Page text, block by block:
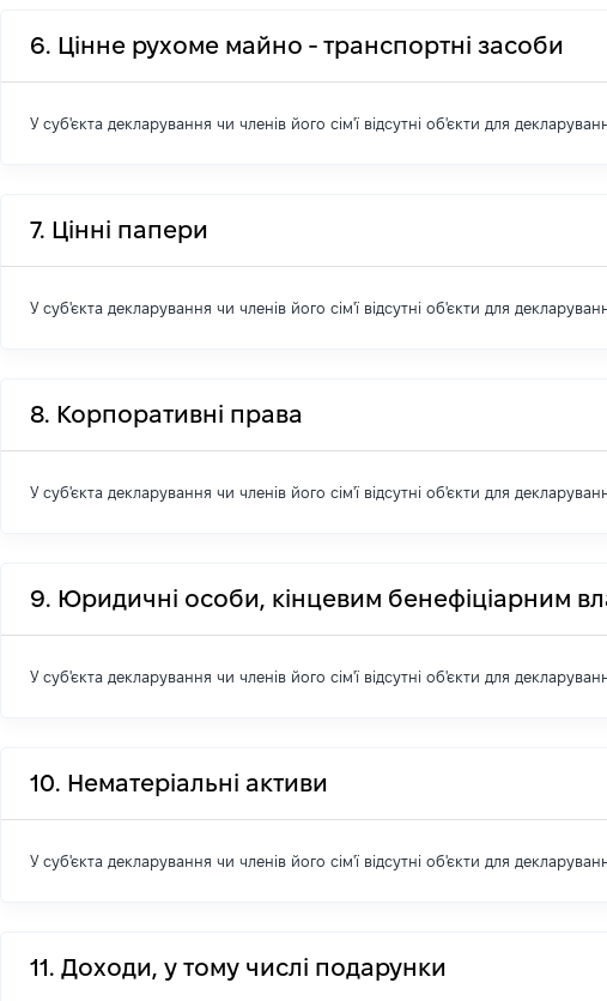
6. Цінне рухоме майно - транспортні засоби
У суб'єкта декларування чи членів його сім'ї відсутні об'єкти для
7. Цінні папери
У суб'єкта декларування чи членів його сім'ї відсутні об'єкти для
8. Корпоративні права
У суб'єкта декларування чи членів його сім'ї відсутні об'єкти для
9. Юридичні особи, кінцевим бенефіціарним
У суб'єкта декларування чи членів його сім'ї відсутні об'єкти для
10. Нематеріальні активи
У суб'єкта декларування чи членів його сім'ї відсутні об'єкти для
11. Доходи, у тому числі подарунки